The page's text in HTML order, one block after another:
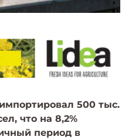
500 тыс.
что на 8,2%
период в